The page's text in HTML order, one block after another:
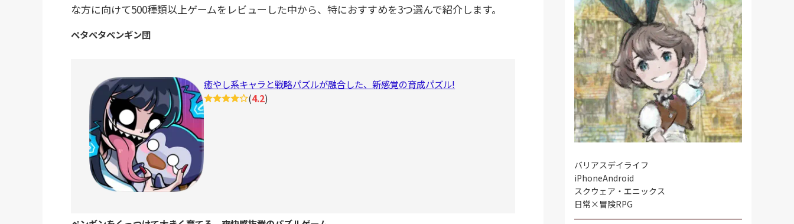
な方に向けて500種類以上ゲームをレビューした中から、特におすすめを3つ選んで紹介します。
ペタペタペンギン団
癒やし系キャラと戦略パズルが融合した、新感覚の育成パズル!
(4.2)
バリアスデイライフ
iPhoneAndroid
スクウェア・エニックス
日常×冒険RPG